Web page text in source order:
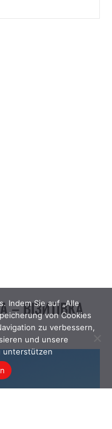
Indem Sie auf „Alle
von Cookies
zu verbessern,
und unsere
unterstützen